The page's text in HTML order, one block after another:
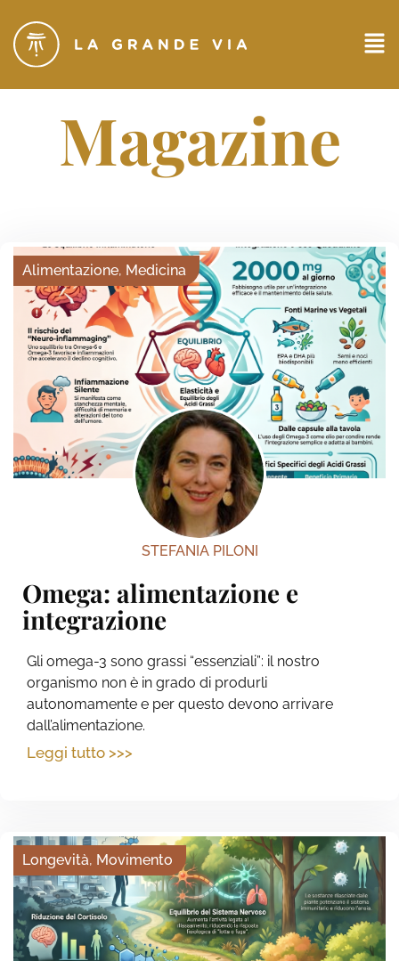
Magazine
Alimentazione, Medicina
STEFANIA PILONI
Omega: alimentazione e
integrazione
Gli omega-3 sono grassi “essenziali”: il nostro
organismo non è in grado di produrli
autonomamente e per questo devono arrivare
dall’alimentazione.
Leggi tutto >>>
Longevità, Movimento